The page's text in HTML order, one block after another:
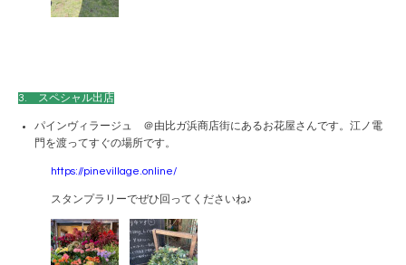
3. スペシャル出店
パインヴィラージュ ＠由比ガ浜商店街にあるお花屋さんです。江ノ電
門を渡ってすぐの場所です。
https://pinevillage.online/
スタンプラリーでぜひ回ってくださいね♪